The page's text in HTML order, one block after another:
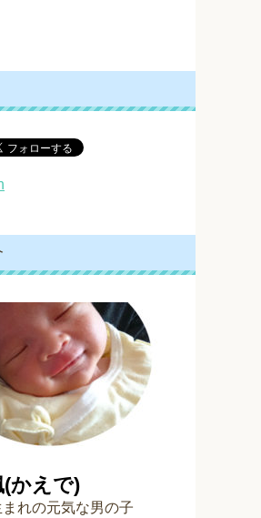
(かえで)
れの元気な男の子